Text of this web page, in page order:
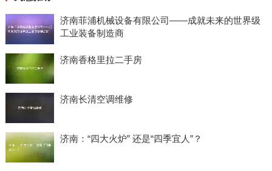
济南菲浦机械设备有限公司——成就未来的世界级
工业装备制造商
济南香格里拉二手房
济南长清空调维修
济南：“四大火炉” 还是“四季宜人”？